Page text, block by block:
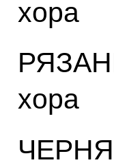
хора
хора